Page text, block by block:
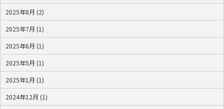
2025年8月 (2)
2025年7月 (1)
2025年6月 (1)
2025年5月 (1)
2025年1月 (1)
2024年12月 (1)